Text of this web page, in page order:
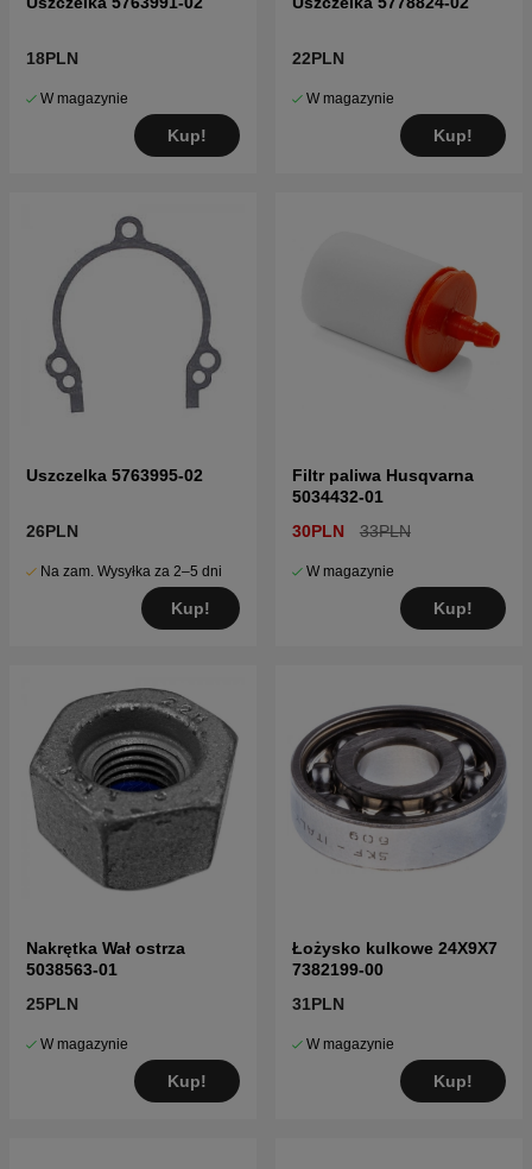
18PLN
W magazynie
Kup!
22PLN
W magazynie
Kup!
Uszczelka 5763995-02
26PLN
Na zam. Wysyłka za 2–5 dni
Kup!
Filtr paliwa Husqvarna
5034432-01
30PLN
33PLN
W magazynie
Kup!
Nakrętka Wał ostrza
5038563-01
25PLN
W magazynie
Kup!
Łożysko kulkowe 24X9X7
7382199-00
31PLN
W magazynie
Kup!